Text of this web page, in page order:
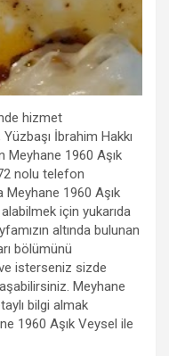
hizmet
İbrahim Hakkı
Meyhane 1960 Aşık
nolu telefon
Meyhane 1960 Aşık
için yukarıda
altında bulunan
bölümünü
isterseniz sizde
Meyhane
bilgi almak
1960 Aşık Veysel ile